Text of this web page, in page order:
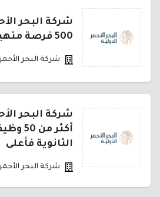
شركة البحر
500 فرصة متهية بالتوظيف
شركة البحر
شركة البحر
أكثر
الثانوية فأعلى
شركة البحر